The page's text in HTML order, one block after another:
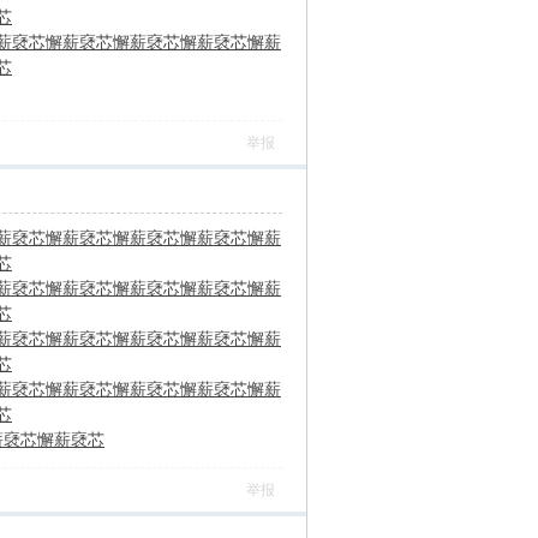
褎芯懈薪褎芯懈薪褎芯懈薪褎芯懈薪
举报
褎芯懈薪褎芯懈薪褎芯懈薪褎芯懈薪
褎芯懈薪褎芯懈薪褎芯懈薪褎芯懈薪
褎芯懈薪褎芯懈薪褎芯懈薪褎芯懈薪
褎芯懈薪褎芯懈薪褎芯懈薪褎芯懈薪
褎芯懈薪褎芯
举报